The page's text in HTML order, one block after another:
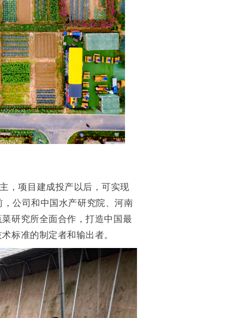
，项目建成投产以后，可实现
公司和中国水产研究院、河南
研究所全面合作，打造中国最
标准的制定者和输出者。